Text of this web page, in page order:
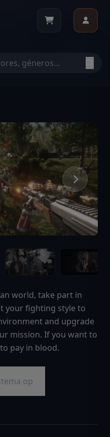
world, take part in
your fighting style to
and upgrade
mission. If you want to
pay in blood.
op